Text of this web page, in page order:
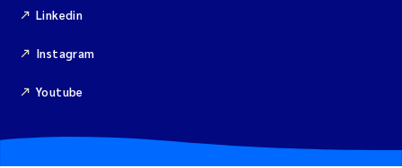
Ana Catarina Almeida
Adam David Lillicrap
Erik Höglund
Debhasish Bhakta
Linkedin
Instagram
Youtube